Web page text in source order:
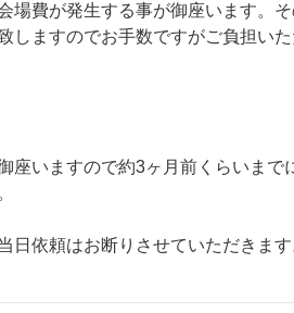
場費が発生する事が御座います。
しますのでお手数ですがご負担い
座いますので約3ヶ月前くらいまで
日依頼はお断りさせていただきま